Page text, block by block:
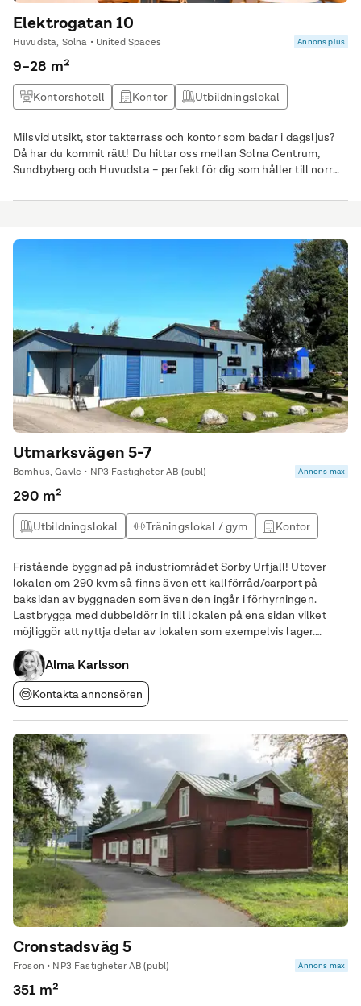
Elektrogatan 10
Huvudsta, Solna • United Spaces Annons plus
9–28 m²
Kontorshotell Kontor
Utbildningslokal
Milsvid utsikt, stor takterrass och kontor som badar i dagsljus?
Då har du kommit rätt! Du hittar oss mellan Solna Centrum,
Sundbyberg och Huvudsta – perfekt för dig som håller till norr
Solna Business Park frodas både bolag och kreativa idéer.
Utmarksvägen 5-7
Bomhus, Gävle • NP3 Fastigheter AB (publ) Annons max
290 m²
Utbildningslokal Träningslokal / gym
Kontor
Fristående byggnad på industriområdet Sörby Urfjäll! Utöver
lokalen om 290 kvm så finns även ett kallförråd/carport på
baksidan av byggnaden som även den ingår i förhyrningen.
Lastbrygga med dubbeldörr in till lokalen på ena sidan vilket
möjliggör att nyttja delar av lokalen som exempelvis lager.
Välkommen att kontakta oss för mer information om lokalen!
Alma Karlsson
Kontakta annonsören
Cronstadsväg 5
Frösön • NP3 Fastigheter AB (publ) Annons max
351 m²